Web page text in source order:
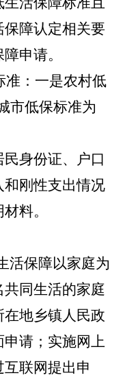
障认定相关要
申请。
准：一是农村低
市低保标准为
身份证、户口
刚性支出情况
料。
活保障以家庭为
同生活的家庭
地乡镇人民政
请；实施网上
联网提出申